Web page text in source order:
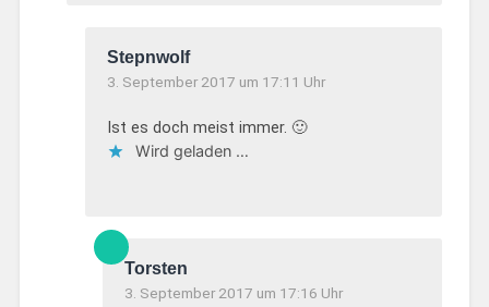
Stepnwolf
3. September 2017 um 17:11 Uhr
Ist es doch meist immer. 🙂
Wird geladen …
Torsten
3. September 2017 um 17:16 Uhr